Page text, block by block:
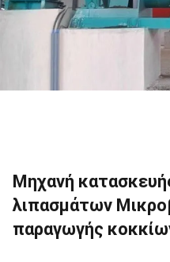
Μηχανή
λιπασμάτων
παραγωγής